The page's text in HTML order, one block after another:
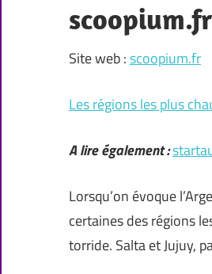
scoopium.fr
Site web :scoopium.fr
Les régions les plus
A lire également :
Lorsqu’on évoque
certaines des régions
torride. Salta et Jujuy,